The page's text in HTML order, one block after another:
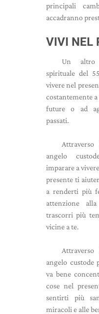
principali
accadranno
VIVI NEL
Un altro
spirituale del
vivere nel
costantemente
future o ad
passati.
angelo
imparare a
presente ti
a renderti più
attenzione
trascorri più
vicine a te.
angelo custode
va bene
cose nel
sentirti più
miracoli e alle